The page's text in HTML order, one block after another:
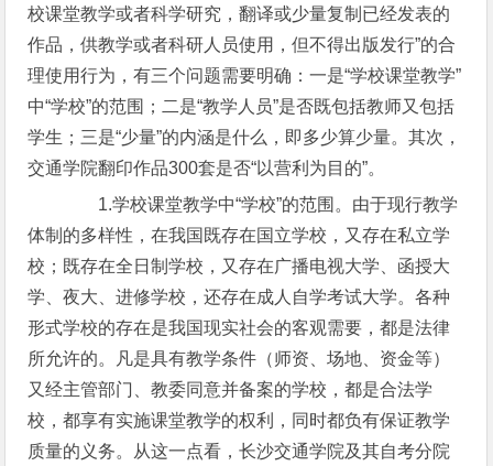
校课堂教学或者科学研究，翻译或少量复制已经发表的
作品，供教学或者科研人员使用，但不得出版发行”的合
理使用行为，有三个问题需要明确：一是“学校课堂教学”
中“学校”的范围；二是“教学人员”是否既包括教师又包括
学生；三是“少量”的内涵是什么，即多少算少量。其次，
交通学院翻印作品300套是否“以营利为目的”。
1.学校课堂教学中“学校”的范围。由于现行教学
体制的多样性，在我国既存在国立学校，又存在私立学
校；既存在全日制学校，又存在广播电视大学、函授大
学、夜大、进修学校，还存在成人自学考试大学。各种
形式学校的存在是我国现实社会的客观需要，都是法律
所允许的。凡是具有教学条件（师资、场地、资金等）
又经主管部门、教委同意并备案的学校，都是合法学
校，都享有实施课堂教学的权利，同时都负有保证教学
质量的义务。从这一点看，长沙交通学院及其自考分院